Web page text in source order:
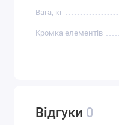
Вага, кг
Кромка елементів
Відгуки 0